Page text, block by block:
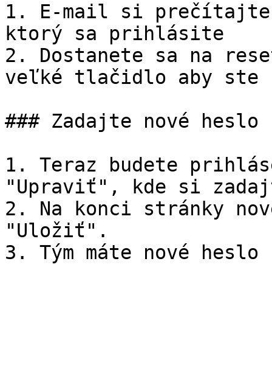
1. E-mail si
ktorý sa prihlásite
2. Dostanete sa na
veľké tlačidlo aby ste
### Zadajte nové heslo
1. Teraz budete
"Upraviť", kde si
2. Na konci stránky
"Uložiť".